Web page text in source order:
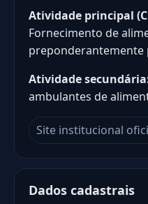
Atividade principal
Fornecimento de
preponderantemente
Atividade
ambulantes de
Site institucional
Dados cadastrais